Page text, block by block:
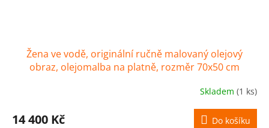
Žena ve vodě, originální ručně malovaný olejový
obraz, olejomalba na platně, rozměr 70x50 cm
Skladem (1 ks)
14 400 Kč Do košíku